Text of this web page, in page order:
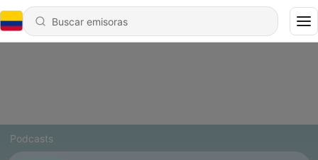
Podcasts